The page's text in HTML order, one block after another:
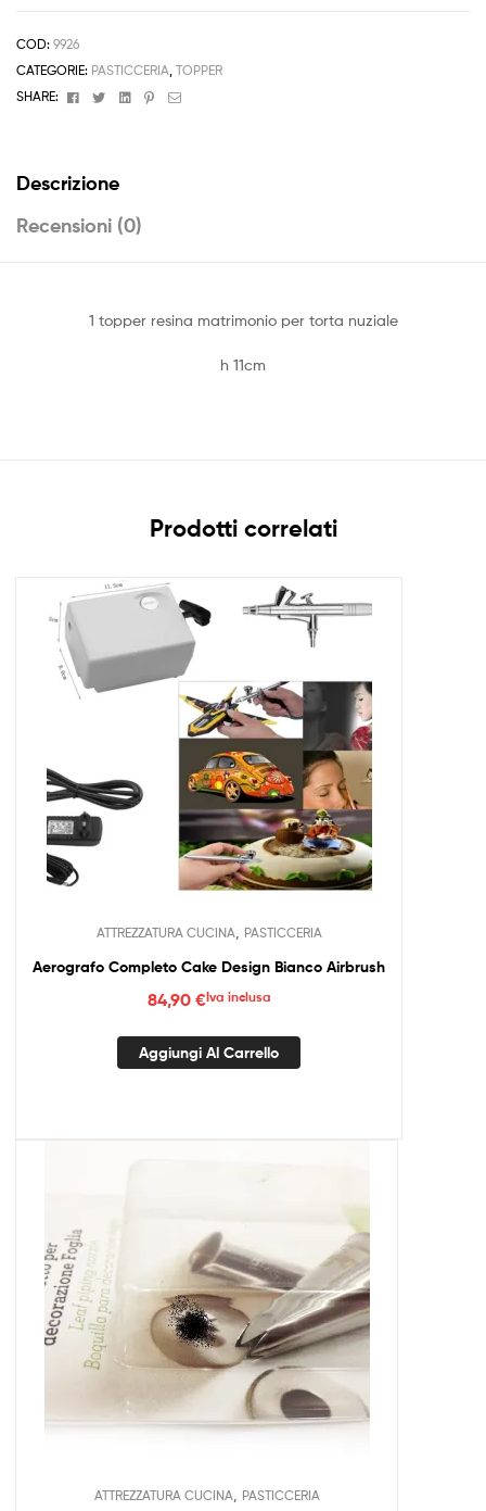
Spalla
11cm
Torta
COD: 9926
CATEGORIE: PASTICCERIA, TOPPER
SHARE:
FacebookTwitterLinkedinPinterest
Email
Descrizione
Recensioni (0)
1 topper resina matrimonio per torta nuziale
h 11cm
Prodotti correlati
ATTREZZATURA CUCINA PASTICCERIA
Aerografo Completo Cake Design Bianco Airbrush
84,90 €Iva inclusa
Aggiungi Al Carrello
ATTREZZATURA CUCINA PASTICCERIA